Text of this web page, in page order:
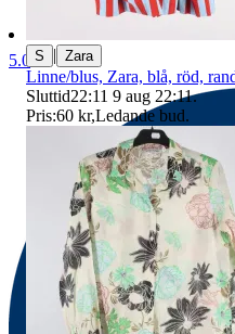
5.0 S | Zara
Linne/blus, Zara, blå, röd,
Sluttid22:11 9 aug 22:11.
Pris:60 kr,Ledande bud.